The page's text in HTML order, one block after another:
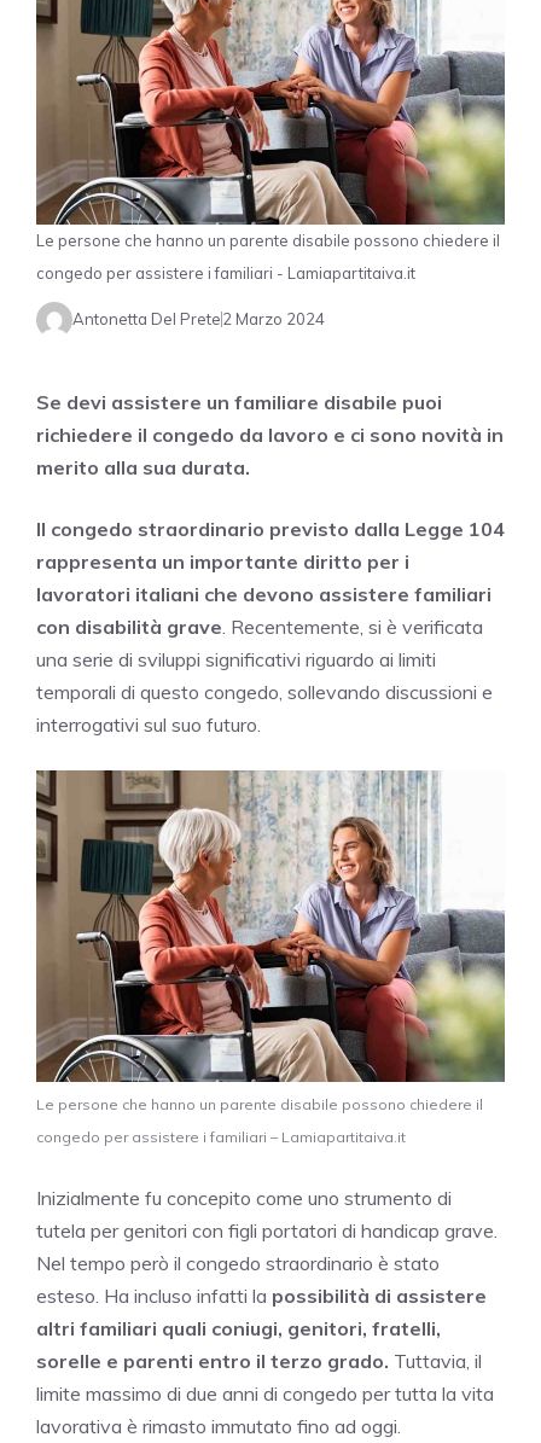
Le persone che hanno un parente disabile possono chiedere il
congedo per assistere i familiari - Lamiapartitaiva.it
Antonetta Del Prete2 Marzo 2024
Se devi assistere un familiare disabile puoi
richiedere il congedo da lavoro e ci sono novità in
merito alla sua durata.
Il congedo straordinario previsto dalla Legge 104
rappresenta un importante diritto per i
lavoratori italiani che devono assistere familiari
con disabilità grave . Recentemente, si è verificata
una serie di sviluppi significativi riguardo ai limiti
temporali di questo congedo, sollevando discussioni e
interrogativi sul suo futuro.
Le persone che hanno un parente disabile possono chiedere il
congedo per assistere i familiari – Lamiapartitaiva.it
Inizialmente fu concepito come uno strumento di
tutela per genitori con figli portatori di handicap grave.
Nel tempo però il congedo straordinario è stato
esteso. Ha incluso infatti la possibilità di assistere
altri familiari quali coniugi, genitori, fratelli,
sorelle e parenti entro il terzo grado. Tuttavia, il
limite massimo di due anni di congedo per tutta la vita
lavorativa è rimasto immutato fino ad oggi.